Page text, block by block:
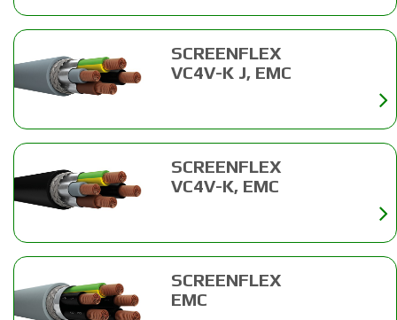
SCREENFLEX
VC4V-K J, EMC
SCREENFLEX
VC4V-K, EMC
SCREENFLEX
EMC